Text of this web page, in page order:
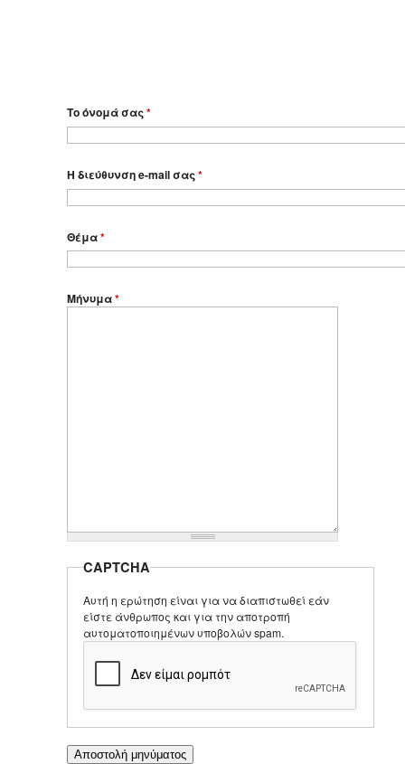
Το όνομά σας*
Η διεύθυνση e-mail σας*
Θέμα*
Μήνυμα*
CAPTCHA
Αυτή η ερώτηση είναι για να διαπιστωθεί εάν
είστε άνθρωπος και για την αποτροπή
αυτοματοποιημένων υποβολών spam.